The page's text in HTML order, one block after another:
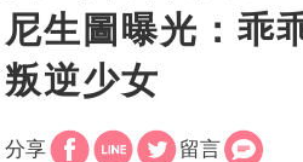
尼生圖曝光：乖
叛逆少女
分享 留言